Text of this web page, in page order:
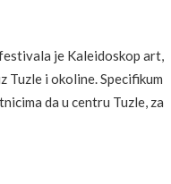
je Kaleidoskop art,
Tuzle i okoline. Specifikum
da u centru Tuzle, za